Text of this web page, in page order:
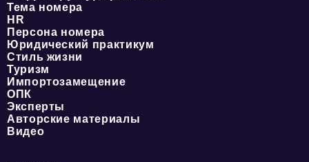
Тема номера
HR
Персона номера
Юридический практикум
Стиль жизни
Туризм
Импортозамещение
ОПК
Эксперты
Авторские материалы
Видео